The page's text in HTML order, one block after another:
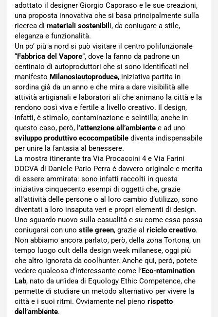
adottato il designer Giorgio Caporaso e le sue creazioni,
una proposta innovativa che si basa principalmente sulla
ricerca di materiali sostenibil i, da coniugare a stile,
eleganza e funzionalità.
Un po’ più a nord si può visitare il centro polifunzionale
“Fabbrica del Vapore”, dove la fanno da padrone un
centinaio di autoproduttori che si sono identificati nel
manifesto Milanosiautoproduce, iniziativa partita in
sordina già da un anno e che mira a dare visibilità alle
attività artigianali e laboratori ali che animano la città e la
rendono così viva e fertile a livello creativo. Il design,
infatti, è stimolo, contaminazione e scintilla; anche in
questo caso, però, l’attenzione all’ambiente e ad uno
sviluppo produttivo ecocompatibile diventa indispensabile
per unire la fantasia al benessere.
La mostra itinerante tra Via Procaccini 4 e Via Farini
DOCVA di Daniele Pario Perra è davvero originale e merita
di essere ammirata: sono infatti raccolti in questa
iniziativa cinquecento esempi di oggetti che, grazie
all’attività delle persone o al loro cambio d’utilizzo, sono
diventati a loro insaputa veri e propri elementi di design.
Uno sguardo nuovo sulla casualità e su come essa possa
coniugarsi con uno stile green, grazie al riciclo creativo.
Non abbiamo ancora parlato, però, della zona Tortona, un
tempo luogo cult della design week milanese, oggi più
che altro ignorata da coolhunter. Anche qui, però, potete
vedere qualcosa d’interessante come l’Eco-ntamination
Lab, nato da un’idea di Equology Ethic Competence, che
permette di studiare un metodo alternativo per vivere la
città e i suoi ritmi. Ovviamente nel pieno rispetto
dell’ambiente.